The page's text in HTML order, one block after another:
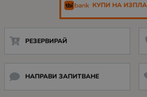
КУПИ НА
РЕЗЕРВИРАЙ
НАПРАВИ ЗАПИТВАНЕ